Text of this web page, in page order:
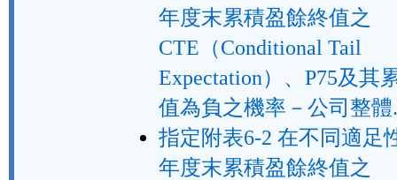
年度末累積盈餘終值之
CTE（Conditional Tail
Expectation）、P75及其
值為負之機率－公司整體
指定附表6-2 在不同適足
年度末累積盈餘終值之